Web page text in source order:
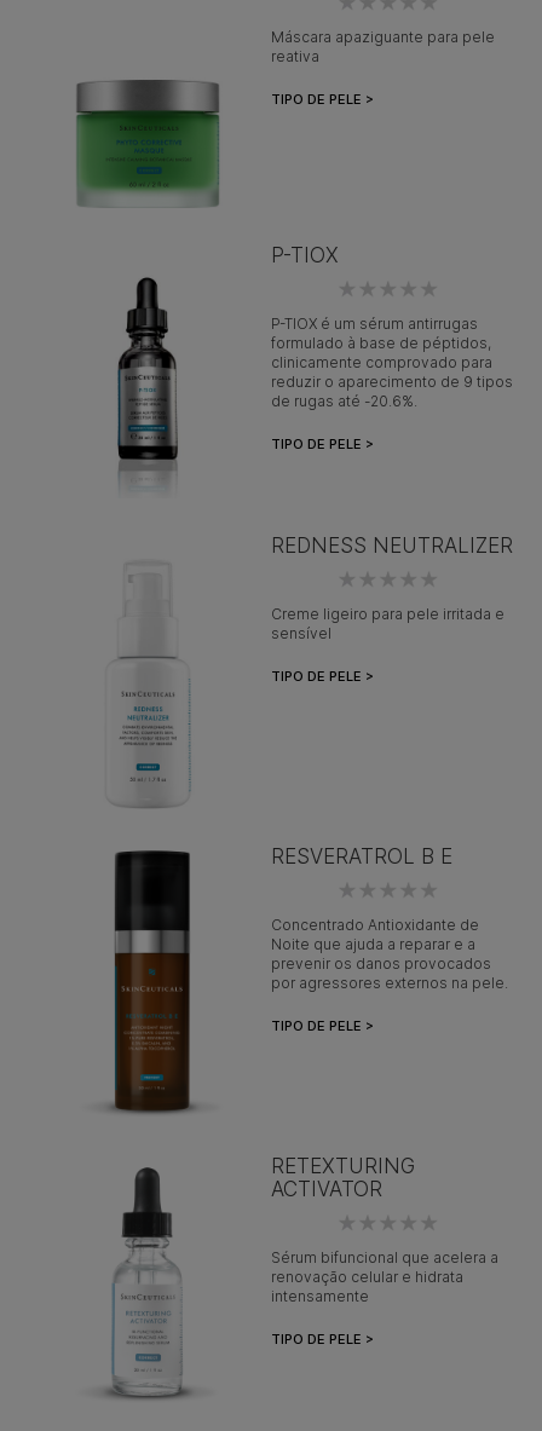
Máscara apaziguante para pele
reativa
TIPO DE PELE >
P-TIOX
P-TIOX é um sérum antirrugas
formulado à base de péptidos,
clinicamente comprovado para
reduzir o aparecimento de 9 tipos
de rugas até -20.6%.
TIPO DE PELE >
REDNESS NEUTRALIZER
Creme ligeiro para pele irritada e
sensível
TIPO DE PELE >
RESVERATROL B E
Concentrado Antioxidante de
Noite que ajuda a reparar e a
prevenir os danos provocados
por agressores externos na pele.
TIPO DE PELE >
RETEXTURING
ACTIVATOR
Sérum bifuncional que acelera a
renovação celular e hidrata
intensamente
TIPO DE PELE >